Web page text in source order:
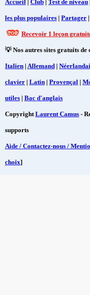
Accueil | Club | Test de niveau
les plus populaires | Partager |
Recevoir 1 leçon
💡 Nos autres sites gratuits de
Italien | Allemand |
clavier | Latin | Provençal |
utiles | Bac d'anglais
CopyrightLaurent Camus -
supports
Aide / Contactez-nous /
choix]